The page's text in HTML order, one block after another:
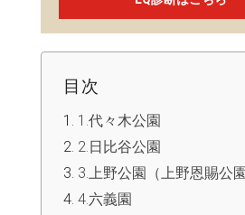
目次
1.代々木公園
2.日比谷公園
3.上野公園（上野恩賜公
4.六義園